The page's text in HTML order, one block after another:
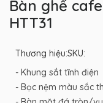
Bàn ghế
HTT31
Thương hiệu:SKU:
- Khung sắt tĩnh điện
- Bọc nệm màu sắc